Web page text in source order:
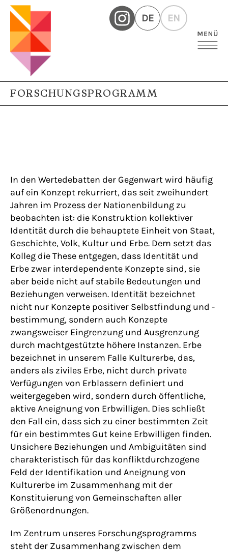
DE EN
FORSCHUNGSPROGRAMM
In den Wertedebatten der Gegenwart wird häufig
auf ein Konzept rekurriert, das seit zweihundert
Jahren im Prozess der Nationenbildung zu
beobachten ist: die Konstruktion kollektiver
Identität durch die behauptete Einheit von Staat,
Geschichte, Volk, Kultur und Erbe. Dem setzt das
Kolleg die These entgegen, dass Identität und
Erbe zwar interdependente Konzepte sind, sie
aber beide nicht auf stabile Bedeutungen und
Beziehungen verweisen. Identität bezeichnet
nicht nur Konzepte positiver Selbstfindung und -
bestimmung, sondern auch Konzepte
zwangsweiser Eingrenzung und Ausgrenzung
durch machtgestützte höhere Instanzen. Erbe
bezeichnet in unserem Falle Kulturerbe, das,
anders als ziviles Erbe, nicht durch private
Verfügungen von Erblassern definiert und
weitergegeben wird, sondern durch öffentliche,
aktive Aneignung von Erbwilligen. Dies schließt
den Fall ein, dass sich zu einer bestimmten Zeit
für ein bestimmtes Gut keine Erbwilligen finden.
Unsichere Beziehungen und Ambiguitäten sind
charakteristisch für das konfliktdurchzogene
Feld der Identifikation und Aneignung von
Kulturerbe im Zusammenhang mit der
Konstituierung von Gemeinschaften aller
Größenordnungen.
Im Zentrum unseres Forschungsprogramms
steht der Zusammenhang zwischen dem